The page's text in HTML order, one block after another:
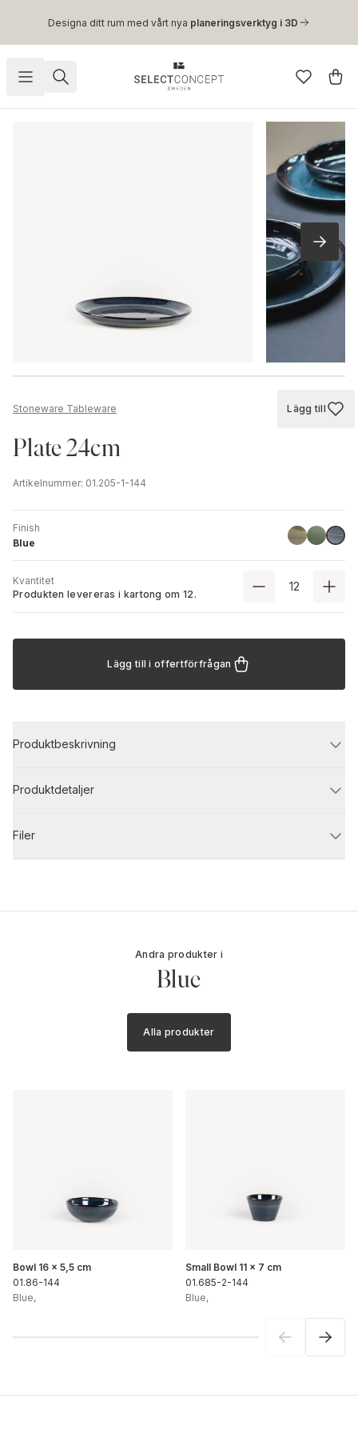
Hoppa till huvudinnehåll
Designa ditt rum med vårt nya planeringsverktyg i 3D
Stoneware Tableware Lägg till
Lägg till
Plate 24cm
Artikelnummer: 01.205-1-144
Finish
Blue
GreenStoneBlue
Kvantitet
Produkten levereras i kartong om 12.
Lägg till i offertförfrågan
Produktbeskrivning
Produktdetaljer
Filer
Andra produkter i
Blue
Alla produkter
Bowl 16 x 5,5 cm
01.86-144
Blue,
Small Bowl 11 x 7 cm
01.685-2-144
Blue,